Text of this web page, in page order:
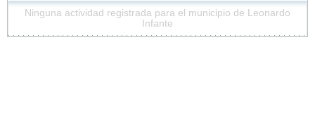
Ninguna actividad registrada para el municipio de Leonardo
Infante